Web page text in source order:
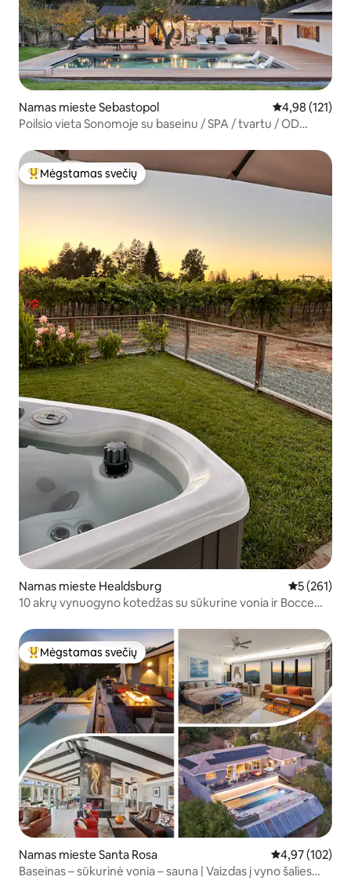
Namas mieste Sebastopol Vidutinis
4,98 (121)
Poilsio vieta Sonomoje su baseinu / SPA / tvartu / OD
Svečių mėgstamiausias
Mėgstamas svečių
Namas mieste Healdsburg Vidutinis
5 (261)
10 akrų vynuogyno kotedžas su sūkurine vonia ir Bocce
Svečių mėgstamiausias
Mėgstamas svečių
Namas mieste Santa Rosa Vidutinis
4,97 (102)
Baseinas – sūkurinė vonia – sauna | Vaizdas į vyno šalies